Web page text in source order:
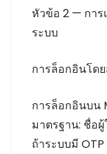
หัวข้อ 2 — การ
ระบบ
การล็อกอินโด
การล็อกอินบน
มาตรฐาน: ชื่อ
ถ้าระบบมี